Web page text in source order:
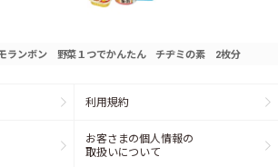
ランボン 野菜１つでかんたん チヂミの素 2枚分
利用規約
お客さまの個人情報の
取扱いについて